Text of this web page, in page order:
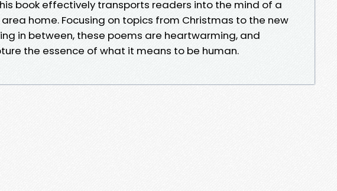
book effectively transports readers into the mind of a
home. Focusing on topics from Christmas to the new
in between, these poems are heartwarming, and
the essence of what it means to be human.